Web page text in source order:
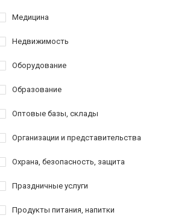
Медицина
Недвижимость
Оборудование
Образование
Оптовые базы, склады
Организации и представительства
Охрана, безопасность, защита
Праздничные услуги
Продукты питания, напитки